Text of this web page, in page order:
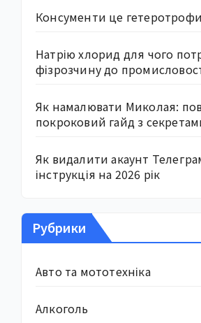
Консументи це
Натрію хлорид для чого
фізрозчину до
Як намалювати Миколая:
покроковий гайд з
Як видалити акаунт
інструкція на 2026 рік
Рубрики
Авто та мототехніка
Алкоголь